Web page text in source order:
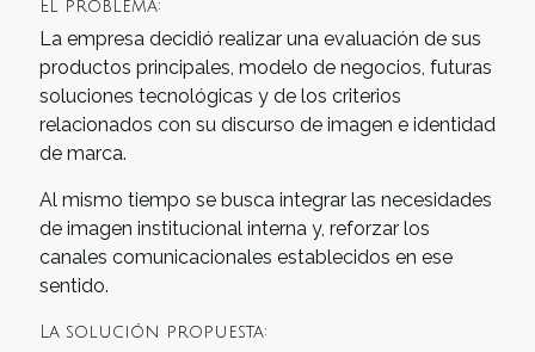
El problema:
La empresa decidió realizar una evaluación de sus
productos principales, modelo de negocios, futuras
soluciones tecnológicas y de los criterios
relacionados con su discurso de imagen e identidad
de marca.
Al mismo tiempo se busca integrar las necesidades
de imagen institucional interna y, reforzar los
canales comunicacionales establecidos en ese
sentido.
La solución propuesta: